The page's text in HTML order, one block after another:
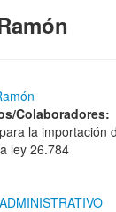
Colaboradores:
la importación
ley 26.784